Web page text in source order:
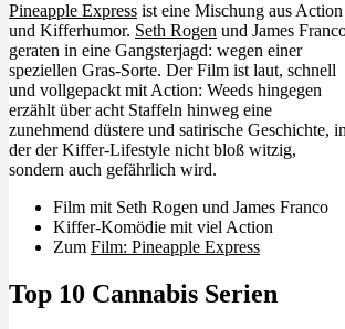
Pineapple Express ist eine Mischung aus Action
und Kifferhumor. Seth Rogen und James
geraten in eine Gangsterjagd: wegen einer
speziellen Gras-Sorte. Der Film ist laut, schnell
und vollgepackt mit Action: Weeds hingegen
erzählt über acht Staffeln hinweg eine
zunehmend düstere und satirische Geschichte, in
der der Kiffer-Lifestyle nicht bloß witzig,
sondern auch gefährlich wird.
Film mit Seth Rogen und James Franco
Kiffer-Komödie mit viel Action
Zum Film: Pineapple Express
Top 10 Cannabis Serien